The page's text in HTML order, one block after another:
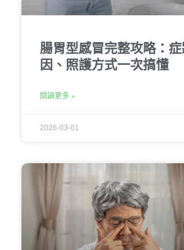
腸胃型感冒完整攻略：
因、照護方式一次搞懂
閱讀更多 »
2026-03-01